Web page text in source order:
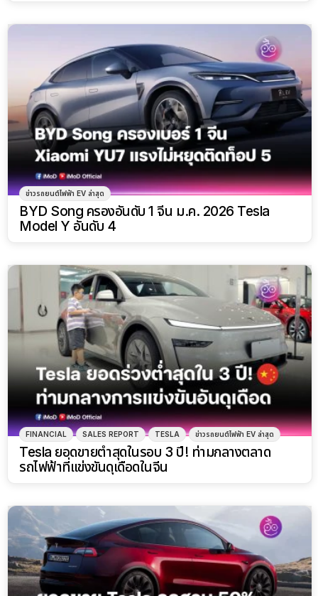
ข่าวรถยนต์ไฟฟ้า EV ล่าสุด
BYD Song ครองอันดับ 1 จีน ม.ค. 2026 Tesla
Model Y อันดับ 4
FINANCIAL SALES REPORT TESLA ข่าวรถยนต์ไฟฟ้า EV ล่าสุด
Tesla ยอดขายต่ำสุดในรอบ 3 ปี! ท่ามกลางตลาด
รถไฟฟ้าที่แข่งขันดุเดือดในจีน